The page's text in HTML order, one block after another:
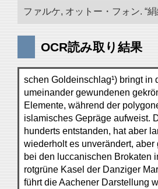
ファルケ, オットー・フォン. “
OCR読み取り結果
schen Goldeinschlag¹) bringt
umeinander gewundenen
Elemente, während der
islamisches Gepräge aufweist.
hunderts entstanden, hat aber
wiederholt es unverändert, aber
bei den luccanischen Brokaten
rotgrüne Kasel der Danziger
führt die Aachener Darstellung